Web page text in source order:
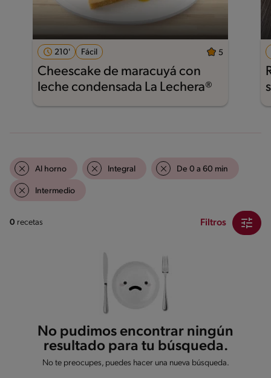
210' Fácil 5
Cheescake de maracuyá con
leche condensada La Lechera®
Al horno Integral De 0 a 60 min
Intermedio
0 recetas Filtros
No pudimos encontrar ningún
resultado para tu búsqueda.
No te preocupes, puedes hacer una nueva búsqueda.